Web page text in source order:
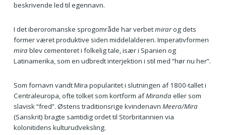
beskrivende led til egennavn.
I det iberoromanske sprogområde har verbetmirarog dets
former været produktive siden middelalderen. Imperativformen
mirablev cementeret i folkelig tale, især i Spanien og
Latinamerika, som en udbredt interjektion i stil med “hør nu her”.
Som fornavn vandt Mira popularitet i slutningen af 1800-tallet i
Centraleuropa, ofte tolket som kortform afMirandaeller som
slavisk “fred”. Østens traditionsrige kvindenavn Meera/Mira
(Sanskrit) bragte samtidig ordet til Storbritannien via
kolonitidens kulturudveksling.